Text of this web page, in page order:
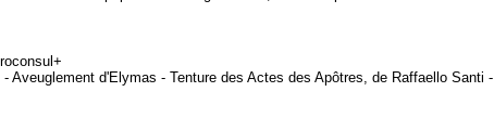
Aveuglement d'Elymas - Tenture des Actes des Apôtres, de Raffaello Santi